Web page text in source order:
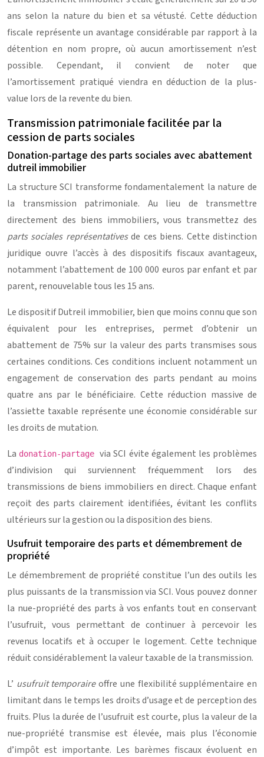
ans selon la nature du bien et sa vétusté. Cette déduction
fiscale représente un avantage considérable par rapport à la
détention en nom propre, où aucun amortissement n’est
possible. Cependant, il convient de noter que
l’amortissement pratiqué viendra en déduction de la plus-
value lors de la revente du bien.
Transmission patrimoniale facilitée par la
cession de parts sociales
Donation-partage des parts sociales avec abattement
dutreil immobilier
La structure SCI transforme fondamentalement la nature de
la transmission patrimoniale. Au lieu de transmettre
directement des biens immobiliers, vous transmettez des
parts sociales représentativesde ces biens. Cette distinction
juridique ouvre l’accès à des dispositifs fiscaux avantageux,
notamment l’abattement de 100 000 euros par enfant et par
parent, renouvelable tous les 15 ans.
Le dispositif Dutreil immobilier, bien que moins connu que son
équivalent pour les entreprises, permet d’obtenir un
abattement de 75% sur la valeur des parts transmises sous
certaines conditions. Ces conditions incluent notamment un
engagement de conservation des parts pendant au moins
quatre ans par le bénéficiaire. Cette réduction massive de
l’assiette taxable représente une économie considérable sur
les droits de mutation.
La donation-partagevia SCI évite également les problèmes
d’indivision qui surviennent fréquemment lors des
transmissions de biens immobiliers en direct. Chaque enfant
reçoit des parts clairement identifiées, évitant les conflits
ultérieurs sur la gestion ou la disposition des biens.
Usufruit temporaire des parts et démembrement de
propriété
Le démembrement de propriété constitue l’un des outils les
plus puissants de la transmission via SCI. Vous pouvez donner
la nue-propriété des parts à vos enfants tout en conservant
l’usufruit, vous permettant de continuer à percevoir les
revenus locatifs et à occuper le logement. Cette technique
réduit considérablement la valeur taxable de la transmission.
L’ usufruit temporaireoffre une flexibilité supplémentaire en
limitant dans le temps les droits d’usage et de perception des
fruits. Plus la durée de l’usufruit est courte, plus la valeur de la
nue-propriété transmise est élevée, mais plus l’économie
d’impôt est importante. Les barèmes fiscaux évoluent en